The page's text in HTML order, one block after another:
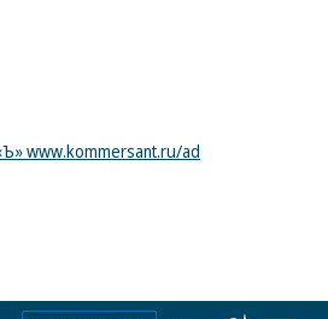
www.kommersant.ru/ad